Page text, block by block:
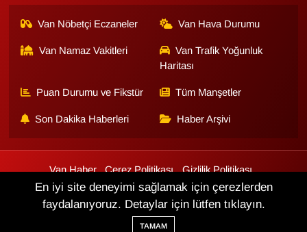
Van Nöbetçi Eczaneler Van Hava Durumu
Van Namaz Vakitleri
Van Trafik Yoğunluk
Haritası
Puan Durumu ve Fikstür Tüm Manşetler
Son Dakika Haberleri Haber Arşivi
Van Haber Çerez Politikası
Gizlilik Politikası
Üyelik Sözleşmesi
Veri Politikası Künye İletişim
Haber Yazılımı:TE Bilişim
En iyi site deneyimi sağlamak için çerezlerden
faydalanıyoruz. Detaylar için lütfen tıklayın.
TAMAM
SPOR
Turizm
VAN'DA SPOR
Vasıta